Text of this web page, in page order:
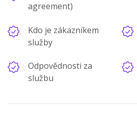
agreement)
Kdo je zákazníkem
služby
Odpovědnosti za
službu